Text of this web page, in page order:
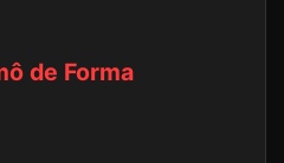
de Forma